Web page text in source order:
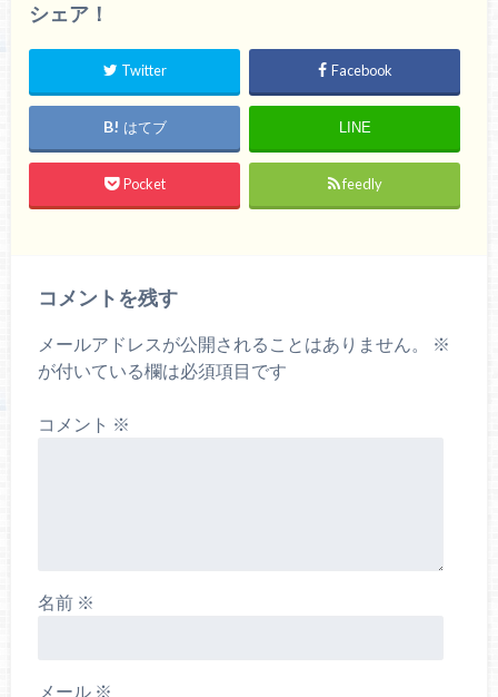
シェア！
Twitter Facebook
はてブ LINE
Pocket feedly
コメントを残す
メールアドレスが公開されることはありません。
※
が付いている欄は必須項目です
コメント ※
名前 ※
メール ※